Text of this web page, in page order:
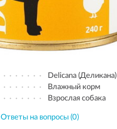
Delicana (Деликана)
Влажный корм
Взрослая собака
Ответы на вопросы (0)